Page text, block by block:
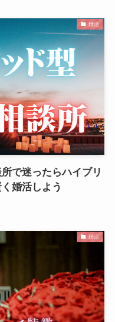
婚活
で迷ったらハイブリ
婚活しよう
婚活